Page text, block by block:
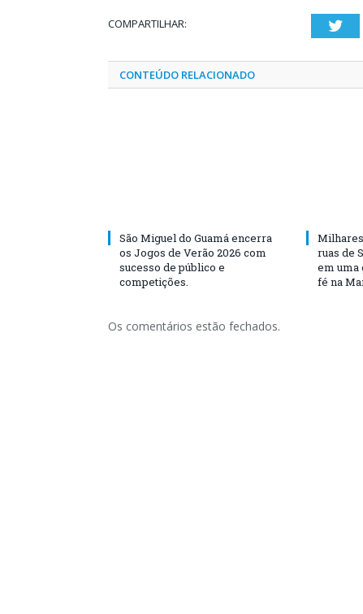
COMPARTILHAR:
CONTEÚDO RELACIONADO
São Miguel do Guamá encerra
os Jogos de Verão 2026 com
sucesso de público e
competições.
ruas de
em uma
fé na
Os comentários estão fechados.